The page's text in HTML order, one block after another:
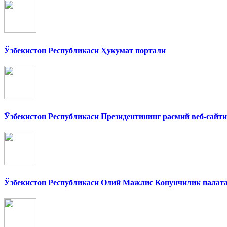
Ўзбекистон Республикаси Ҳукумат портали
Ўзбекистон Республикаси Президентининг расмий веб-сайти
Ўзбекистон Республикаси Олий Мажлис Конунчилик